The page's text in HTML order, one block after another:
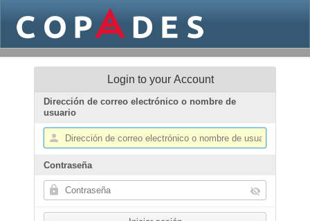
Login to your Account
Dirección de correo electrónico o nombre de
usuario
Contraseña